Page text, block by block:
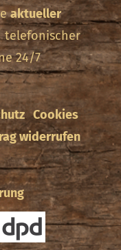
aktueller
telefonischer
24/7
Cookies
widerrufen